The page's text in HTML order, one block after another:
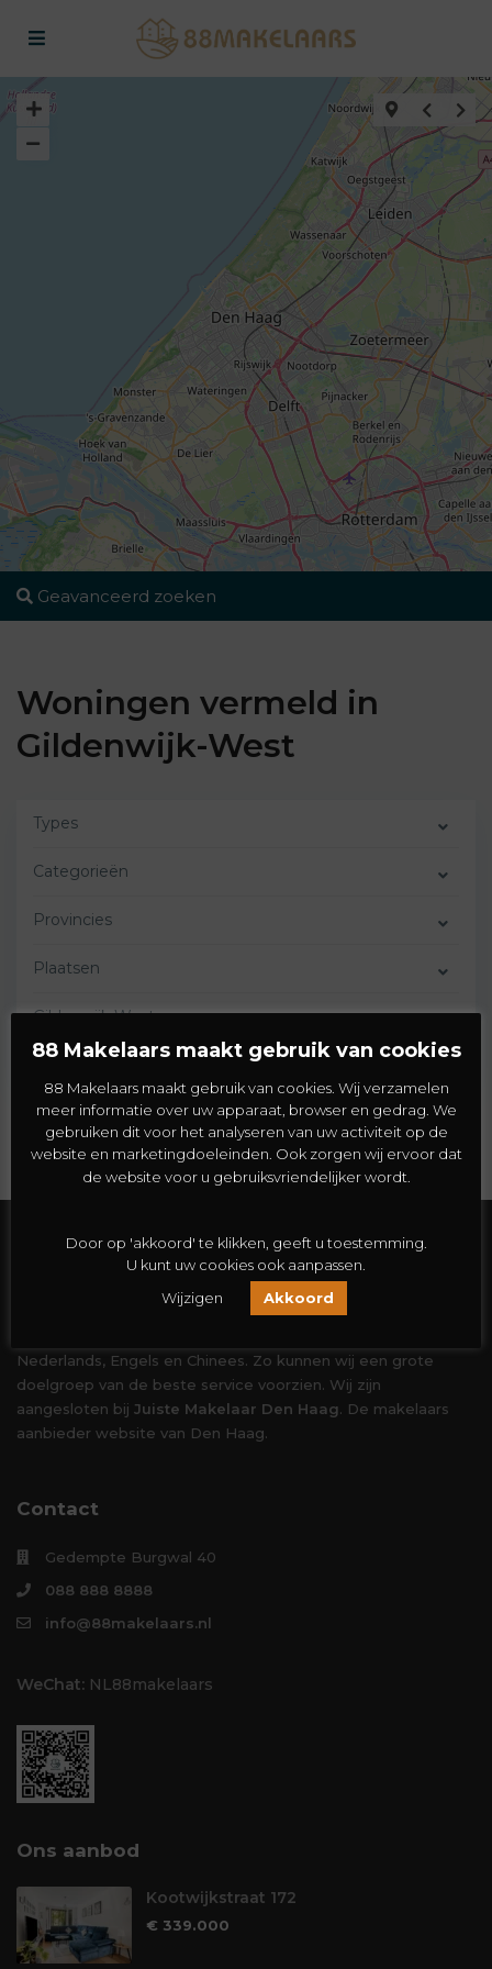
Geavanceerd zoeken
Woningen vermeld in
Gildenwijk-West
Types
Categorieën
Provincies
Plaatsen
Gildenwijk West
Er zijn op dit moment geen woningen op deze
pagina. Probeer het later opnieuw.
88 Makelaars is een expert in het aan-en verkopen van
Nederlands, Engels en Chinees. Zo kunnen wij een grote
doelgroep van de beste service voorzien. Wij zijn
aangesloten bij Juiste Makelaar Den Haag. De makelaars
aanbieder website van Den Haag.
Contact
Gedempte Burgwal 40
088 888 8888
info@88makelaars.nl
WeChat: NL88makelaars
Ons aanbod
Kootwijkstraat 172
€ 339.000
88 Makelaars maakt gebruik van cookies
88 Makelaars maakt gebruik van cookies. Wij verzamelen
meer informatie over uw apparaat, browser en gedrag. We
gebruiken dit voor het analyseren van uw activiteit op de
website en marketingdoeleinden. Ook zorgen wij ervoor dat
de website voor u gebruiksvriendelijker wordt.
Door op 'akkoord' te klikken, geeft u toestemming.
U kunt uw cookies ook aanpassen.
Wijzigen
Akkoord